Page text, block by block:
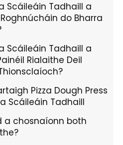
Scáileáin Tadhaill a
do Bharra
Scáileáin Tadhaill a
Rialaithe Deil
Pizza Dough Press
Scáileáin Tadhaill
a chosnaíonn both